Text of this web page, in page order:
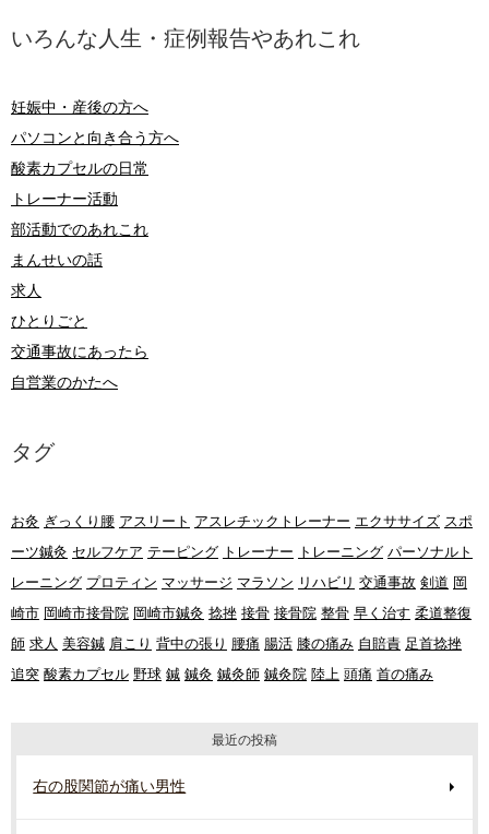
いろんな人生・症例報告やあれこれ
妊娠中・産後の方へ
パソコンと向き合う方へ
酸素カプセルの日常
トレーナー活動
部活動でのあれこれ
まんせいの話
求人
ひとりごと
交通事故にあったら
自営業のかたへ
タグ
お灸 ぎっくり腰 アスリート アスレチックトレーナー エクササイズ スポ
ーツ鍼灸 セルフケア テーピング トレーナー トレーニング パーソナルト
レーニング プロティン マッサージ マラソン リハビリ 交通事故 剣道 岡
崎市 岡崎市接骨院 岡崎市鍼灸 捻挫 接骨 接骨院 整骨 早く治す 柔道整復
師 求人 美容鍼 肩こり 背中の張り 腰痛 腸活 膝の痛み 自賠責 足首捻挫
追突 酸素カプセル 野球 鍼 鍼灸 鍼灸師 鍼灸院 陸上 頭痛 首の痛み
最近の投稿
右の股関節が痛い男性